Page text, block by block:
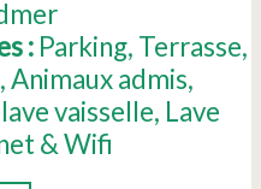
: Parking Terrasse
Animaux admis
lave vaisselle Lave
& Wifi